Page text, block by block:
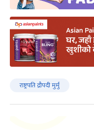
राष्ट्रपति द्रौपदी मुर्मु